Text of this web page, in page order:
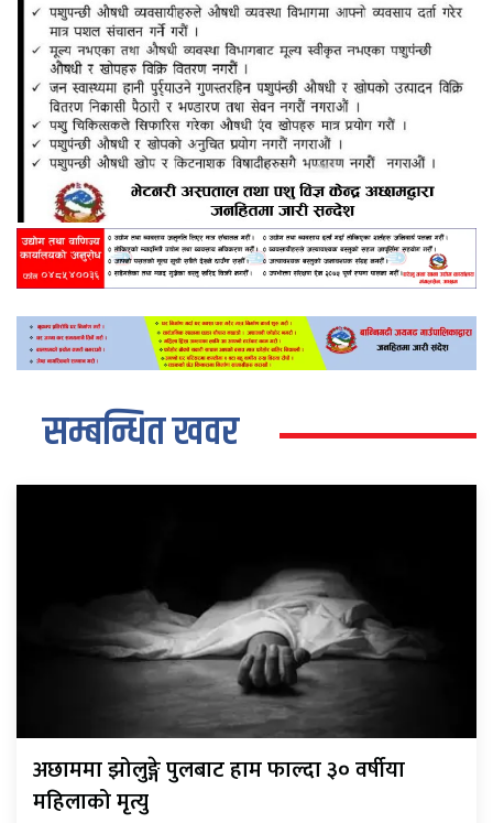
सम्बन्धित खवर
अछाममा झोलुङ्गे पुलबाट हाम फाल्दा ३० वर्षीया
महिलाको मृत्यु